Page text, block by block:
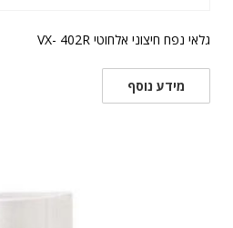
גלאי נפח חיצוני אלחוטי VX- 402R
מידע נוסף